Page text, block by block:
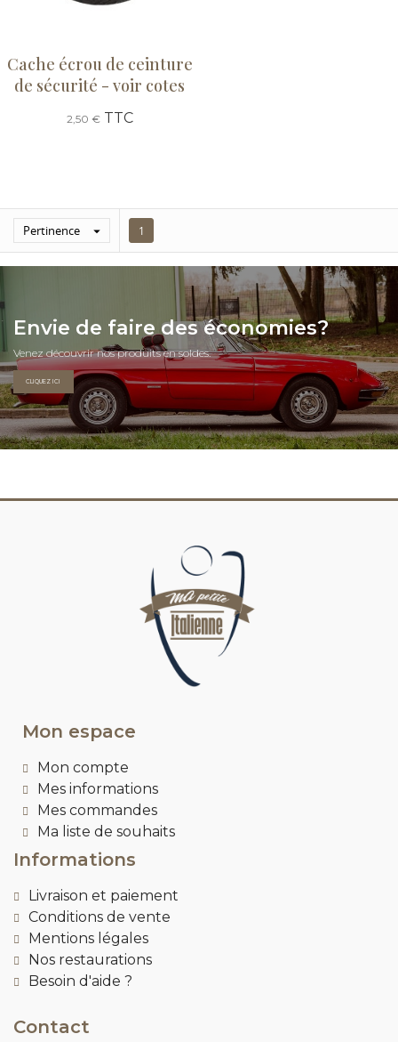
Cache écrou de ceinture
de sécurité - voir cotes
2,50 €TTC
Pertinence  1
Envie de faire des économies?
Venez découvrir nos produits en soldes.
CLIQUEZ ICI
Mon espace
Mon compte
Mes informations
Mes commandes
Ma liste de souhaits
Informations
Livraison et paiement
Conditions de vente
Mentions légales
Nos restaurations
Besoin d'aide ?
Contact